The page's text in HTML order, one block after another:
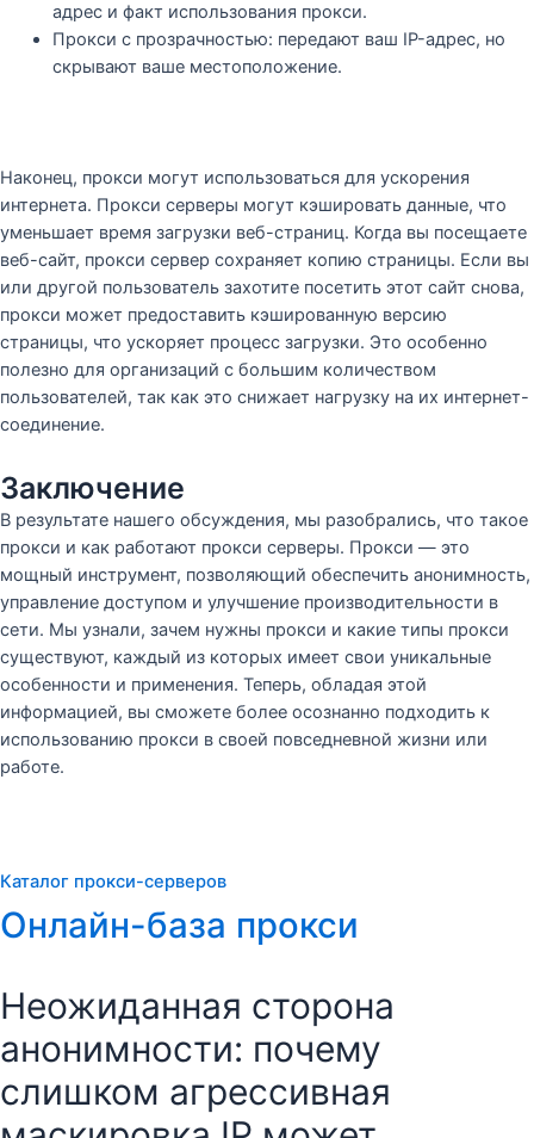
адрес и факт использования прокси.
Прокси с прозрачностью: передают ваш IP-адрес, но
скрывают ваше местоположение.
Наконец, прокси могут использоваться для ускорения
интернета. Прокси серверы могут кэшировать данные, что
уменьшает время загрузки веб-страниц. Когда вы посещаете
веб-сайт, прокси сервер сохраняет копию страницы. Если вы
или другой пользователь захотите посетить этот сайт снова,
прокси может предоставить кэшированную версию
страницы, что ускоряет процесс загрузки. Это особенно
полезно для организаций с большим количеством
пользователей, так как это снижает нагрузку на их интернет-
соединение.
Заключение
В результате нашего обсуждения, мы разобрались, что такое
прокси и как работают прокси серверы. Прокси — это
мощный инструмент, позволяющий обеспечить анонимность,
управление доступом и улучшение производительности в
сети. Мы узнали, зачем нужны прокси и какие типы прокси
существуют, каждый из которых имеет свои уникальные
особенности и применения. Теперь, обладая этой
информацией, вы сможете более осознанно подходить к
использованию прокси в своей повседневной жизни или
работе.
Каталог прокси-серверов
Онлайн-база прокси
Неожиданная сторона
анонимности: почему
слишком агрессивная